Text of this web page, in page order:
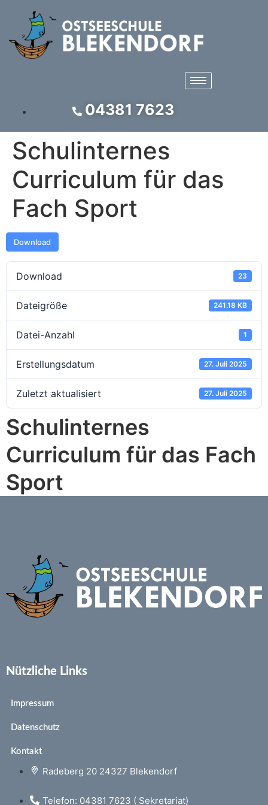
04381 7623
Schulinternes
Curriculum für das
Fach Sport
Download
Download 23
Dateigröße 241.18 KB
Datei-Anzahl 1
Erstellungsdatum 27. Juli 2025
Zuletzt aktualisiert 27. Juli 2025
Schulinternes
Curriculum für das Fach
Sport
Nützliche Links
Impressum
Datenschutz
Kontakt
Radeberg 20 24327 Blekendorf
Telefon: 04381 7623 ( Sekretariat)